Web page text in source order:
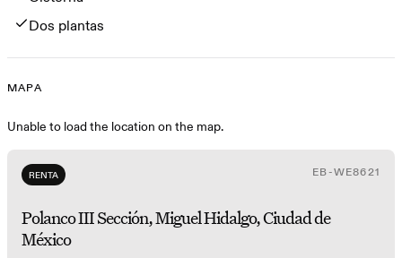
Dos plantas
Mapa
MAPA
Unable to load the location on the map.
RENTA EB-WE8621
Polanco III Sección, Miguel Hidalgo, Ciudad de
México